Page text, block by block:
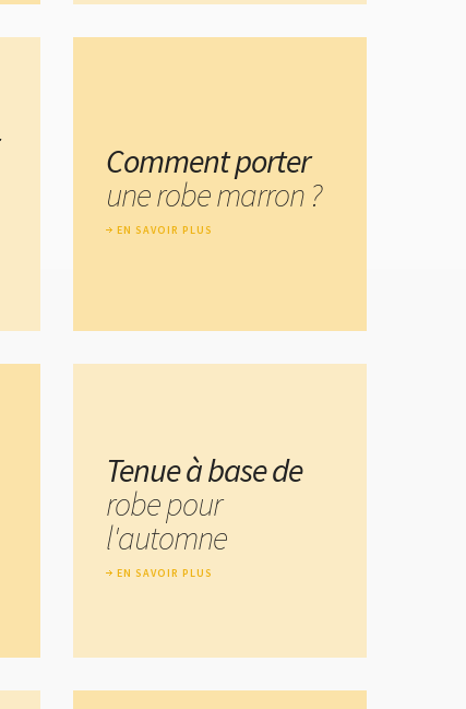
Comment porter
une robe marron ?
EN SAVOIR PLUS
Tenue à base de
robe pour
l'automne
EN SAVOIR PLUS